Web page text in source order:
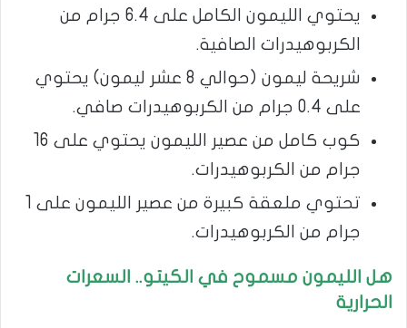
يحتوي الليمون الكامل على 6.4 جرام من
الكربوهيدرات الصافية.
شريحة ليمون (حوالي 8 عشر ليمون) يحتوي
على 0.4 جرام من الكربوهيدرات صافي.
كوب كامل من عصير الليمون يحتوي على 16
جرام من الكربوهيدرات.
تحتوي ملعقة كبيرة من عصير الليمون على 1
جرام من الكربوهيدرات.
هل الليمون مسموح في الكيتو.. السعرات
الحرارية